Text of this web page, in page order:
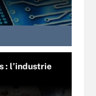
: l’industrie